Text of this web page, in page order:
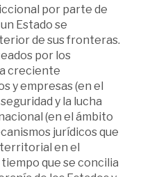
por parte de
Estado se
de sus fronteras.
por los
creciente
y empresas (en el
y la lucha
(en el ámbito
jurídicos que
en el
que se concilia